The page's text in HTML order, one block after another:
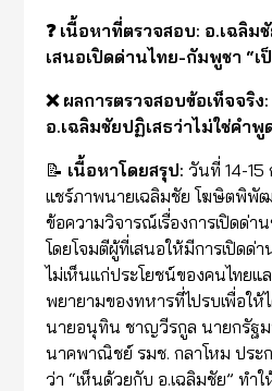
❓ เนื้อหาที่ตรวจสอบ: อ.เฉ
เสนอเปิดด่านไทย-กัมพูชา “เ
❌ ผลการตรวจสอบข้อเท็จจริ
อ.เฉลิมชัยปฏิเสธว่าไม่ใช่คำ
📝 เนื้อหาโดยสรุป: วันที่ 14-15
แชร์ภาพนายเฉลิมชัย โฆษิตพิพั
ข้อความวิจารณ์เรื่องการเปิดด่า
โดยโจมตีผู้ที่เสนอให้มีการเปิดด่
ไม่เห็นแก่ประโยชน์ของคนไทยแ
พยายามของทหารที่ไปรบเพื่อใ
นายอนุทิน ชาญวีรกูล นายกรัฐ
นาคพาณิชย์ รมช. กลาโหม ประ
ว่า “เห็นด้วยกับ อ.เฉลิมชัย” ทำใ